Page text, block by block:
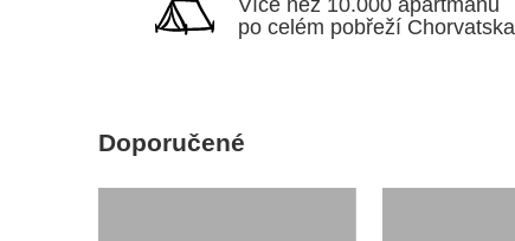
po celém pobřeží Chorvatska
Doporučené